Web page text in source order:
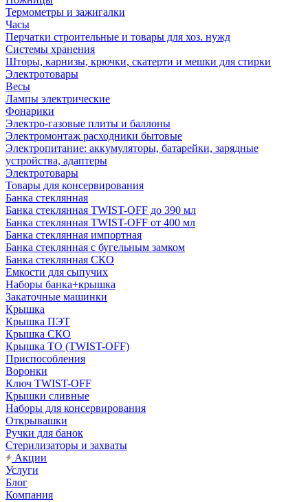
Термометры и зажигалки
Часы
Перчатки строительные и товары для хоз. нужд
Системы хранения
Шторы, карнизы, крючки, скатерти и мешки для стирки
Электротовары
Весы
Лампы электрические
Фонарики
Электро-газовые плиты и баллоны
Электромонтаж расходники бытовые
Электропитание: аккумуляторы, батарейки, зарядные
устройства, адаптеры
Электротовары
Товары для консервирования
Банка стеклянная
Банка стеклянная TWIST-OFF до 390 мл
Банка стеклянная TWIST-OFF от 400 мл
Банка стеклянная импортная
Банка стеклянная с бугельным замком
Банка стеклянная СКО
Емкости для сыпучих
Наборы банка+крышка
Закаточные машинки
Крышка
Крышка ПЭТ
Крышка СКО
Крышка ТО (TWIST-OFF)
Приспособления
Воронки
Ключ TWIST-OFF
Крышки сливные
Наборы для консервирования
Открывашки
Ручки для банок
Стерилизаторы и захваты
Акции
Услуги
Блог
Компания